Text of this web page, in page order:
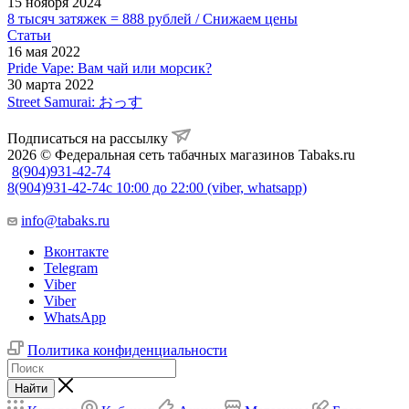
8 тысяч затяжек = 888 рублей / Снижаем цены
Статьи
16 мая 2022
Pride Vape: Вам чай или морсик?
30 марта 2022
Street Samurai: おっす
Подписаться на рассылку
2026 © Федеральная сеть табачных магазинов Tabaks.ru
8(904)931-42-74
8(904)931-42-74с 10:00 до 22:00 (viber, whatsapp)
info@tabaks.ru
Вконтакте
Telegram
Viber
Viber
WhatsApp
Политика конфиденциальности
Найти